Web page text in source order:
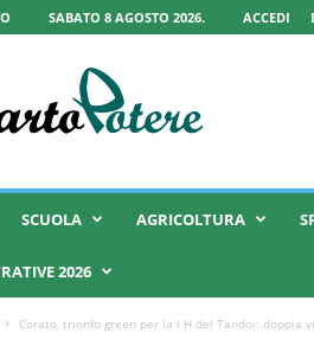
SABATO 8 AGOSTO 2026. ACCEDI
SCUOLA AGRICOLTURA
2026
Corato, trionfo green per la I H del Tandoi: doppia